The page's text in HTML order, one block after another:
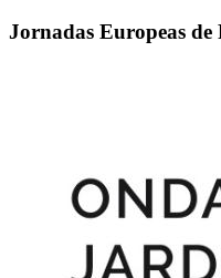
Jornadas Europeas